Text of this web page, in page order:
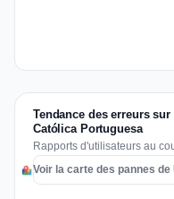
Tendance des erreurs
Católica Portuguesa
Rapports d'utilisateurs au
Voir la carte des pannes